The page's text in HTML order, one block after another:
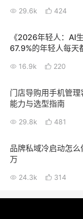
29.6k 424
《2026年轻人：AI
67.9%的年轻人每天
16.9k 220
门店导购用手机管
能力与选型指南
29.8k 481
品牌私域冷启动怎
万
24.3k 314